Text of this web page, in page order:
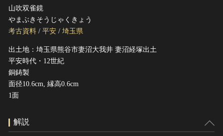
国指定文化財等データベース
山吹双雀鏡
やまぶきそうじゃくきょう
考古資料 / 平安 / 埼玉県
出土地：埼玉県熊谷市妻沼大我井 妻沼経塚出土
平安時代・12世紀
銅鋳製
面径10.6cm, 縁高0.6cm
1面
解説